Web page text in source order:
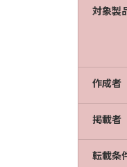
対象製
作成者
掲載者
転載条